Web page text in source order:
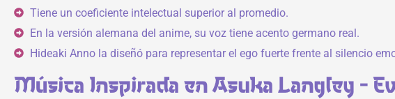
Tiene un coeficiente intelectual superior al promedio.
En la versión alemana del anime, su voz tiene acento germano real.
Hideaki Anno la diseñó para representar el ego fuerte frente al silencio
Música Inspirada en Asuka Langley -